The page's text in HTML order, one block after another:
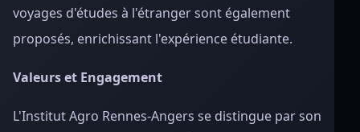
voyages d'études à l'étranger sont également
proposés, enrichissant l'expérience étudiante.
Valeurs et Engagement
L'Institut Agro Rennes-Angers se distingue par son